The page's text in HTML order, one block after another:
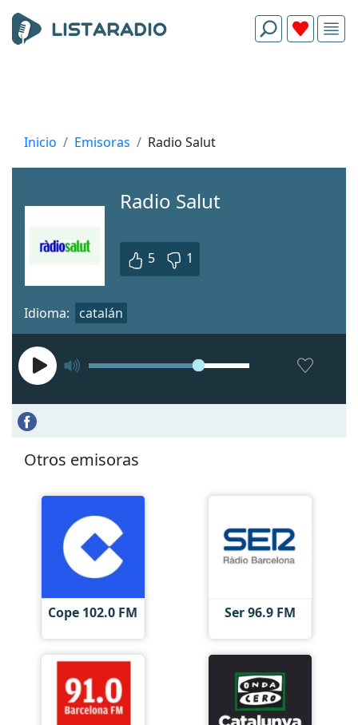
Inicio Emisoras Radio Salut
Radio Salut
5 1
Idioma: catalán
Otros emisoras
Cope 102.0 FM Ser 96.9 FM